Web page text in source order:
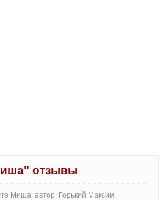
отзывы
Миша, автор: Горький Максим.